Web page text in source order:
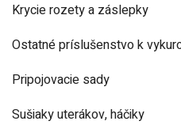
Krycie rozety a záslepky
Ostatné príslušenstvo k
Pripojovacie sady
Sušiaky uterákov, háčiky